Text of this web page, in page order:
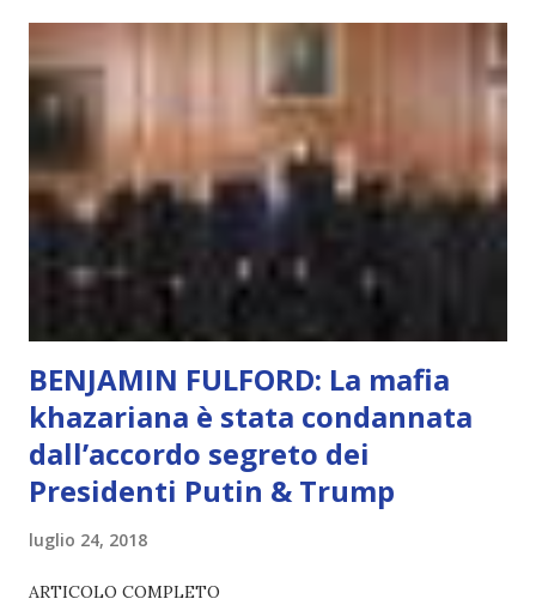
che permette di scegliere per amore anche quando non è la
scelta più efficiente. È ciò che ci collega all’Uno Infinito.
L’intelligenza può simulare comportamenti coscienti, ma
non può essere Coscienza. Può copiare, ma non può vivere
l’esperienza. Come diventerà ovvio Man mano che l’IA
diventerà sempre più avanzata (soprattutto tra il 2027 e il
2035), emergeranno situazioni che renderanno la differenza
lampante: L’IA sarà in gr...
BENJAMIN FULFORD: La mafia
khazariana è stata condannata
dall’accordo segreto dei
Presidenti Putin & Trump
luglio 24, 2018
ARTICOLO COMPLETO